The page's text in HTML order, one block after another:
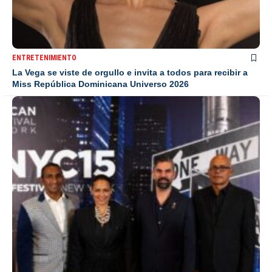
ENTRETENIMIENTO
La Vega se viste de orgullo e invita a todos para recibir a
Miss República Dominicana Universo 2026